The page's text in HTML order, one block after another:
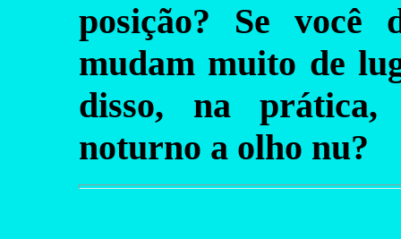
posição? Se você
mudam muito de
disso, na prática,
noturno a olho nu?